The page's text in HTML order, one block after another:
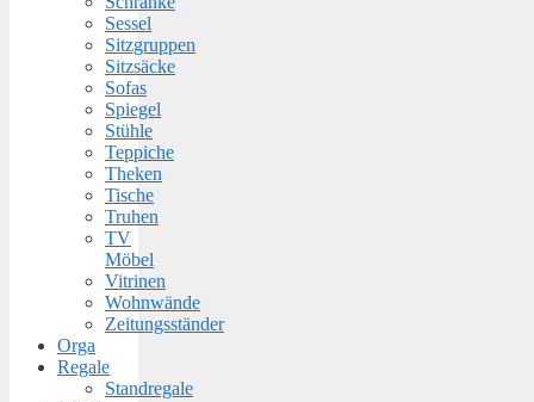
Sessel
Sitzgruppen
Sitzsäcke
Sofas
Spiegel
Stühle
Teppiche
Theken
Tische
Truhen
TV
Möbel
Vitrinen
Wohnwände
Zeitungsständer
Orga
Regale
Standregale